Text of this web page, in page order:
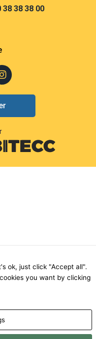
38 38 38 00
I
n
a
g
r
a
m
ok, just click "Accept all".
you want by clicking